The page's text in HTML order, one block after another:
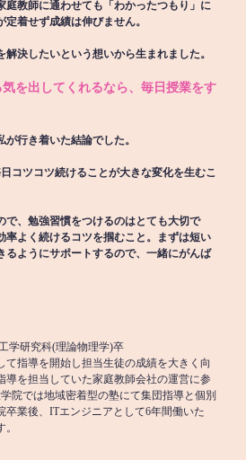
庭教師に通わせても「わかったつもり」に
着せず成績は伸びません。
決したいという想いから生まれました。
気を出してくれるなら、毎日授業をす
行き着いた結論でした。
コツコツ続けることが大きな変化を生むこ
で、勉強習慣をつけるのはとても大切で
率よく続けるコツを掴むこと。まずは短い
るようにサポートするので、一緒にがんば
学研究科(理論物理学)卒
て指導を開始し担当生徒の成績を大きく向
導を担当していた家庭教師会社の運営に参
院では地域密着型の塾にて集団指導と個別
卒業後、ITエンジニアとして6年間働いた